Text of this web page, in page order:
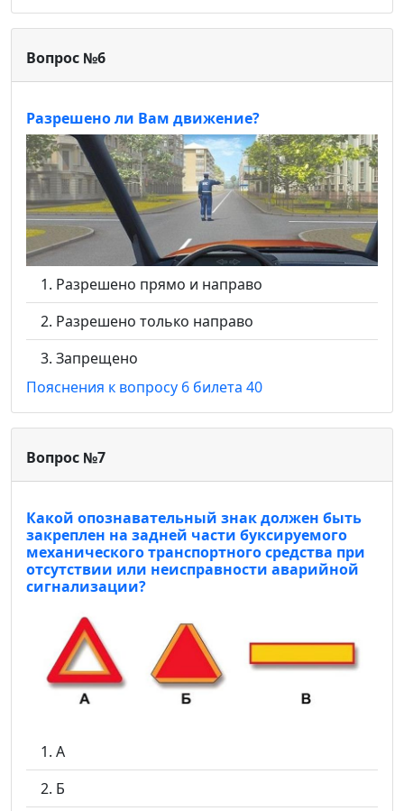
Вопрос №6
Разрешено ли Вам движение?
Разрешено прямо и направо
Разрешено только направо
Запрещено
Пояснения к вопросу 6 билета 40
Вопрос №7
Какой опознавательный знак должен быть
закреплен на задней части буксируемого
механического транспортного средства при
отсутствии или неисправности аварийной
сигнализации?
А
Б